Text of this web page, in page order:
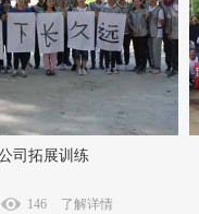
久世捷公司拓展训练 活动时
点：怀柔沃林山庄...
司拓展训练
146 了解详情